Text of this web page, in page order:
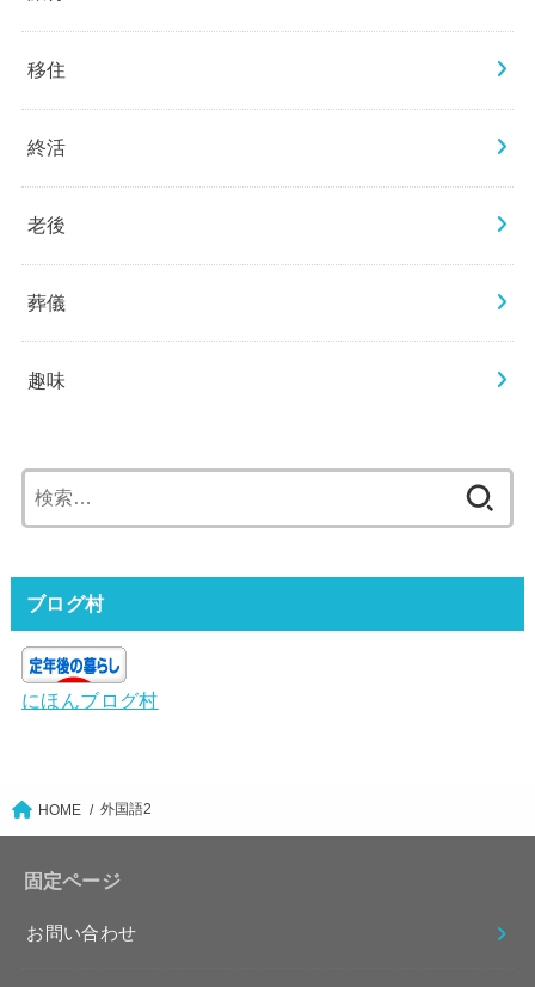
移住
終活
老後
葬儀
趣味
索:
ブログ村
にほんブログ村
HOME 外国語2
固定ページ
お問い合わせ